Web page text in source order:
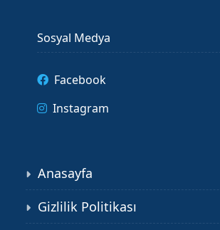
Sosyal Medya
Facebook
Instagram
Anasayfa
Gizlilik Politikası